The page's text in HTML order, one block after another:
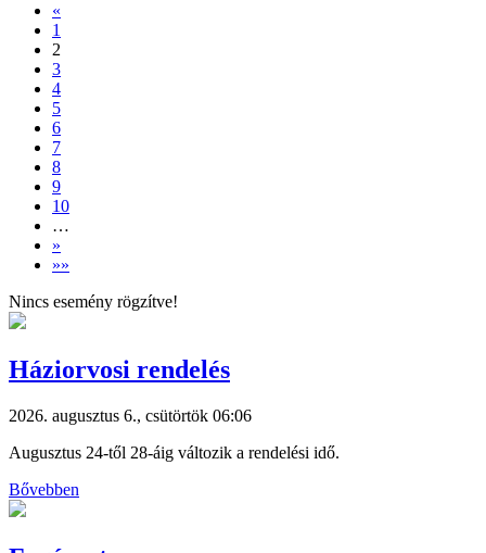
«
1
2
3
4
5
6
7
8
9
10
…
»
»»
Nincs esemény rögzítve!
Háziorvosi rendelés
2026. augusztus 6., csütörtök 06:06
Augusztus 24-től 28-áig változik a rendelési idő.
Bővebben